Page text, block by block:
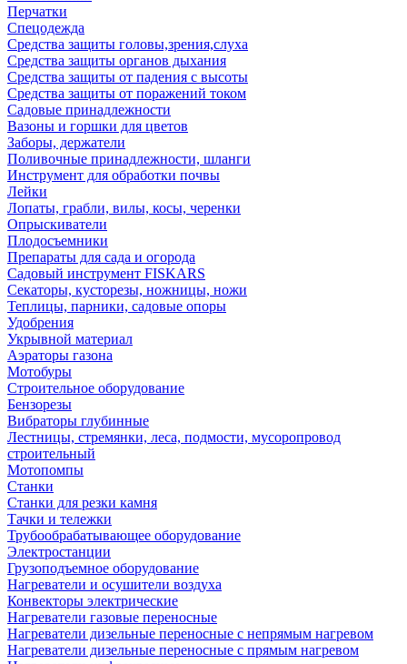
Перчатки
Спецодежда
Средства защиты головы,зрения,слуха
Средства защиты органов дыхания
Средства защиты от падения с высоты
Средства защиты от поражений током
Садовые принадлежности
Вазоны и горшки для цветов
Заборы, держатели
Поливочные принадлежности, шланги
Инструмент для обработки почвы
Лейки
Лопаты, грабли, вилы, косы, черенки
Опрыскиватели
Плодосъемники
Препараты для сада и огорода
Садовый инструмент FISKARS
Секаторы, кусторезы, ножницы, ножи
Теплицы, парники, садовые опоры
Удобрения
Укрывной материал
Аэраторы газона
Мотобуры
Строительное оборудование
Бензорезы
Вибраторы глубинные
Лестницы, стремянки, леса, подмости, мусоропровод
строительный
Мотопомпы
Станки
Станки для резки камня
Тачки и тележки
Трубообрабатывающее оборудование
Электростанции
Грузоподъемное оборудование
Нагреватели и осушители воздуха
Конвекторы электрические
Нагреватели газовые переносные
Нагреватели дизельные переносные с непрямым нагревом
Нагреватели дизельные переносные с прямым нагревом